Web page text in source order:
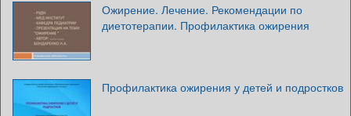
Ожирение. Лечение. Рекомендации по
диетотерапии. Профилактика ожирения
Профилактика ожирения у детей и подростков